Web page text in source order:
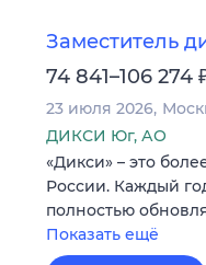
Заместитель
74 841–106 274
23 июля 2026
ДИКСИ Юг, АО
«Дикси» – это
России. Каждый
полностью
Показать ещё